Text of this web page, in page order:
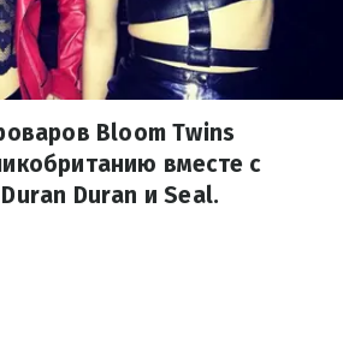
Bloom Twins
вместе с
Duran и Seal.